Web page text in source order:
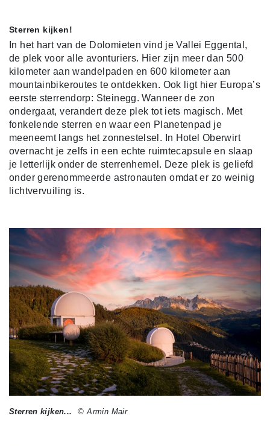
Sterren kijken!
In het hart van de Dolomieten vind je Vallei Eggental,
de plek voor alle avonturiers. Hier zijn meer dan 500
kilometer aan wandelpaden en 600 kilometer aan
mountainbikeroutes te ontdekken. Ook ligt hier Europa’s
eerste sterrendorp: Steinegg. Wanneer de zon
ondergaat, verandert deze plek tot iets magisch. Met
fonkelende sterren en waar een Planetenpad je
meeneemt langs het zonnestelsel. In Hotel Oberwirt
overnacht je zelfs in een echte ruimtecapsule en slaap
je letterlijk onder de sterrenhemel. Deze plek is geliefd
onder gerenommeerde astronauten omdat er zo weinig
lichtvervuiling is.
Sterren kijken... © Armin Mair